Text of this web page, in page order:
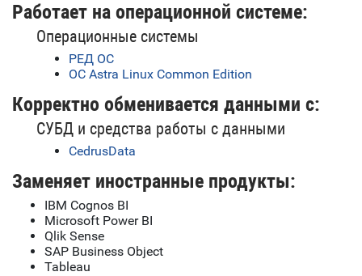
Работает на операционной системе:
Операционные системы
РЕД ОС
ОС Astra Linux Common Edition
Корректно обменивается данными с:
СУБД и средства работы с данными
CedrusData
Заменяет иностранные продукты:
IBM Cognos BI
Microsoft Power BI
Qlik Sense
SAP Business Object
Tableau